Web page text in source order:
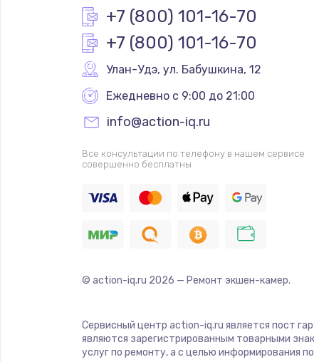
+7 (800) 101-16-70
+7 (800) 101-16-70
Улан-Удэ, ул. Бабушкина, 12
Ежедневно с 9:00 до 21:00
info@action-iq.ru
Все консультации по телефону в нашем сервисе
совершенно бесплатны
© action-iq.ru 2026 — Ремонт экшен-камер.
Сервисный центр action-iq.ru является пост
являются зарегистрированным товарными
услуг по ремонту, а с целью информирования